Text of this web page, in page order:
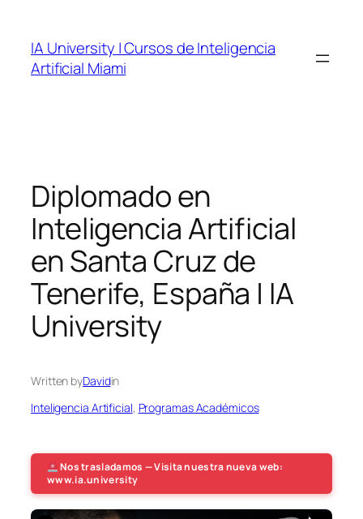
content
IA University | Cursos de Inteligencia
Artificial Miami
Diplomado en
Inteligencia Artificial
en Santa Cruz de
Tenerife, España | IA
University
Written byDavidin
Inteligencia Artificial, Programas Académicos
Nos trasladamos — Visita nuestra nueva web:
www.ia.university